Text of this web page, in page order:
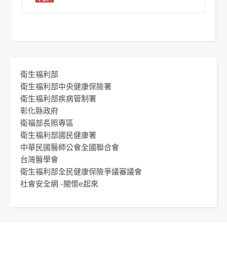
衛生福利部
衛生福利部中央健康保險署
衛生福利部疾病管制署
彰化縣政府
衛福部長照專區
衛生福利部國民健康署
中華民國醫師公會全國聯合會
台灣醫學會
衛生福利部全民健康保險爭議審議會
社會安全網 -關懷e起來